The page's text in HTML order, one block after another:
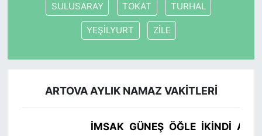
SULUSARAY TOKAT TURHAL
YEŞİLYURT ZİLE
ARTOVA AYLIK NAMAZ VAKITLERI
İMSAK GÜNEŞ ÖĞLE İKINDI